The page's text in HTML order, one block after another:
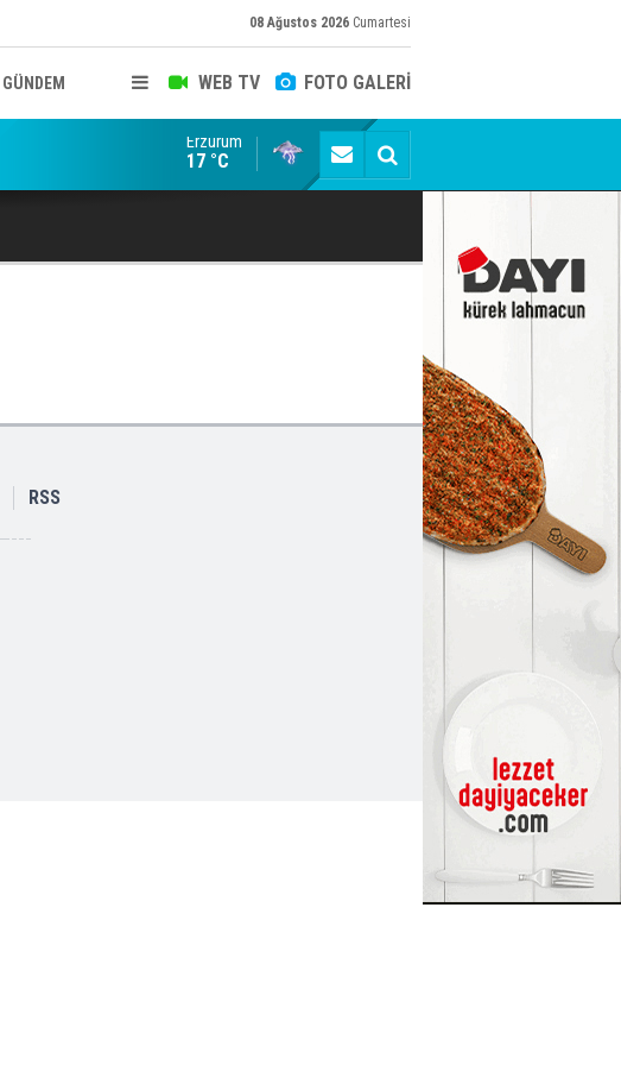
08 Ağustos 2026 Cumartesi
WEB TV FOTO GALERİ
GÜNDEM
Konuşanlar'a katıldı, söyledikleri başına iş açtı!
Erzurum
17 °C
RSS